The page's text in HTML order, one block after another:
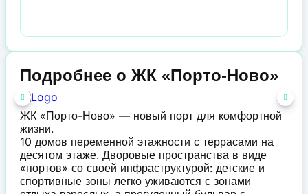
Подробнее о ЖК «Порто-Ново»
ЖК «Порто-Ново» — новый порт для комфортной
жизни.
10 домов переменной этажности с террасами на
десятом этаже. Дворовые пространства в виде
«портов» со своей инфраструктурой: детские и
спортивные зоны легко уживаются с зонами